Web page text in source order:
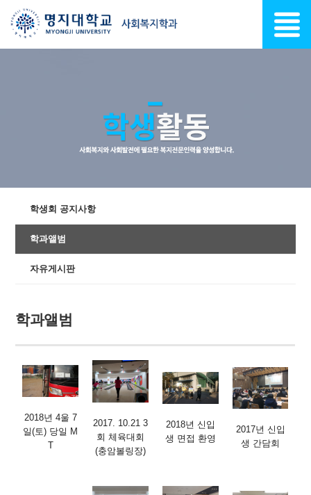
학생회 공지사항
학과앨범
자유게시판
학과앨범
2018년 4울 7
일(토) 당일 M
T
2017. 10.21 3
회 체육대회
(충암볼링장)
2018년 신입
생 면접 환영
2017년 신입
생 간담회